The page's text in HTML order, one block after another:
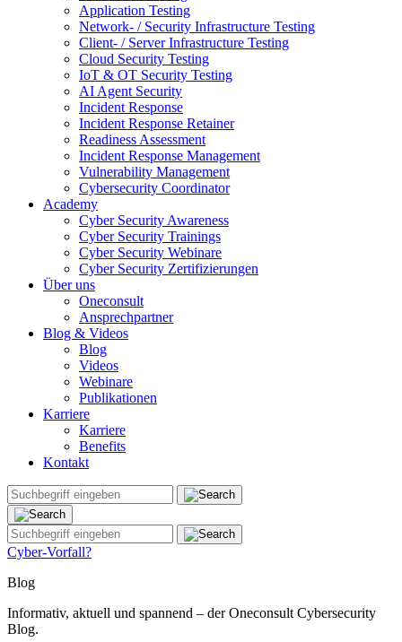
Application Testing
Network- / Security Infrastructure Testing
Client- / Server Infrastructure Testing
Cloud Security Testing
IoT & OT Security Testing
AI Agent Security
Incident Response
Incident Response Retainer
Readiness Assessment
Incident Response Management
Vulnerability Management
Cybersecurity Coordinator
Academy
Cyber Security Awareness
Cyber Security Trainings
Cyber Security Webinare
Cyber Security Zertifizierungen
Über uns
Oneconsult
Ansprechpartner
Blog & Videos
Blog
Videos
Webinare
Publikationen
Karriere
Karriere
Benefits
Kontakt
Cyber-Vorfall?
Blog
Informativ, aktuell und spannend – der Oneconsult Cybersecurity
Blog.